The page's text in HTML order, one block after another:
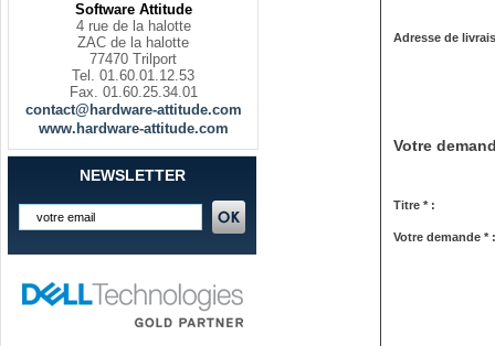
Software Attitude
4 rue de la halotte
ZAC de la halotte
77470 Trilport
Tel. 01.60.01.12.53
Fax. 01.60.25.34.01
contact@hardware-attitude.com
www.hardware-attitude.com
NEWSLETTER
Adresse de
Votre
Titre * :
Votre demande * :